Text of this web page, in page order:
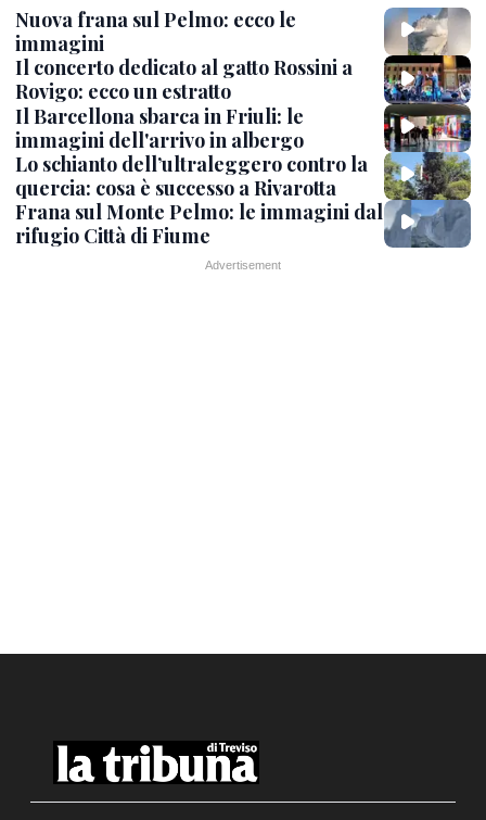
Nuova frana sul Pelmo: ecco le
immagini
Il concerto dedicato al gatto Rossini a
Rovigo: ecco un estratto
Il Barcellona sbarca in Friuli: le
immagini dell'arrivo in albergo
Lo schianto dell’ultraleggero contro la
quercia: cosa è successo a Rivarotta
Frana sul Monte Pelmo: le immagini dal
rifugio Città di Fiume